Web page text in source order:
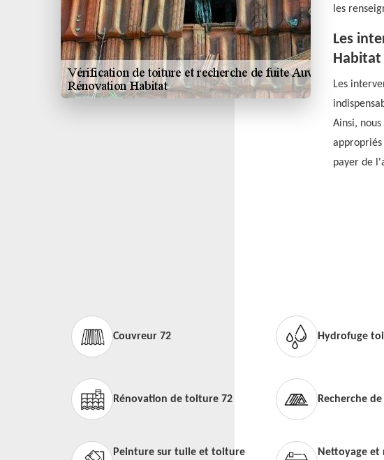
les
Les
Habitat
Les
Ainsi,
payer de
Couvreur 72 Hydrofuge
Rénovation de toiture 72 Recherche
Peinture sur tuile et toiture
Nettoyage et